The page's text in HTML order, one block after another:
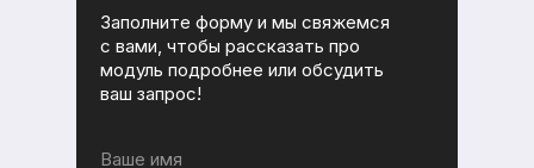
Заполните форму и мы свяжемся
с вами, чтобы рассказать про
модуль подробнее или обсудить
ваш запрос!